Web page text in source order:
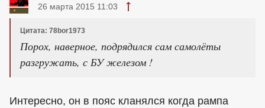
26 марта 2015 11:03
Цитата: 78bor1973
Порох, наверное, подрядился сам самолёты
разгружать, с БУ железом !
Интересно, он в пояс кланялся когда рампа